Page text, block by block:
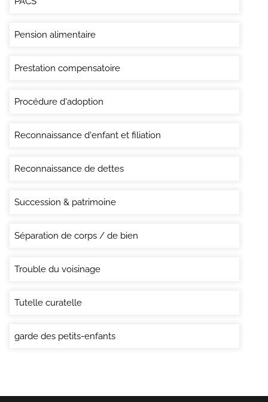
Pension alimentaire
Prestation compensatoire
Procédure d'adoption
Reconnaissance d'enfant et filiation
Reconnaissance de dettes
Succession & patrimoine
Séparation de corps / de bien
Trouble du voisinage
Tutelle curatelle
garde des petits-enfants